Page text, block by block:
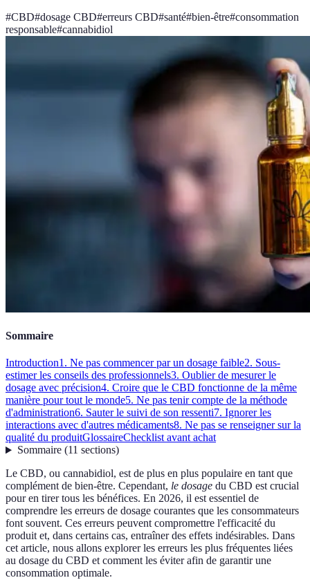
#CBD#dosage CBD#erreurs CBD#santé#bien-être#consommation
responsable#cannabidiol
Sommaire
Introduction1. Ne pas commencer par un dosage faible2. Sous-
estimer les conseils des professionnels3. Oublier de mesurer le
dosage avec précision4. Croire que le CBD fonctionne de la même
manière pour tout le monde5. Ne pas tenir compte de la méthode
d'administration6. Sauter le suivi de son ressenti7. Ignorer les
interactions avec d'autres médicaments8. Ne pas se renseigner sur la
qualité du produitGlossaireChecklist avant achat
Sommaire(11 sections)
Le CBD, ou cannabidiol, est de plus en plus populaire en tant que
complément de bien-être. Cependant, le dosage du CBD est crucial
pour en tirer tous les bénéfices. En 2026, il est essentiel de
comprendre les erreurs de dosage courantes que les consommateurs
font souvent. Ces erreurs peuvent compromettre l'efficacité du
produit et, dans certains cas, entraîner des effets indésirables. Dans
cet article, nous allons explorer les erreurs les plus fréquentes liées
au dosage du CBD et comment les éviter afin de garantir une
consommation optimale.